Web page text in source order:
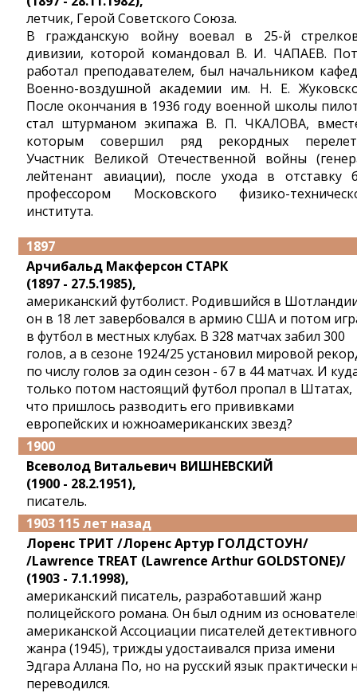
летчик, Герой Советского Союза.
В гражданскую войну воевал в 25-й
дивизии, которой командовал В. И. ЧАПАЕВ.
работал преподавателем, был начальником
Военно-воздушной академии им. Н. Е.
После окончания в 1936 году военной школы
стал штурманом экипажа В. П. ЧКАЛОВА,
которым совершил ряд рекордных
Участник Великой Отечественной войны
лейтенант авиации), после ухода в отставку
профессором Московского физико-
института.
1897
Арчибальд Макферсон СТАРК
(1897 - 27.5.1985),
американский футболист. Родившийся в
он в 18 лет завербовался в армию США и потом
в футбол в местных клубах. В 328 матчах забил 300
голов, а в сезоне 1924/25 установил мировой
по числу голов за один сезон - 67 в 44 матчах. И
только потом настоящий футбол пропал в Штатах,
что пришлось разводить его прививками
европейских и южноамериканских звезд?
1900
Всеволод Витальевич ВИШНЕВСКИЙ
(1900 - 28.2.1951),
писатель.
1903 115 лет назад
Лоренс ТРИТ /Лоренс Артур ГОЛДСТОУН/
/Lawrence TREAT (Lawrence Arthur GOLDSTONE)/
(1903 - 7.1.1998),
американский писатель, разработавший жанр
полицейского романа. Он был одним из
американской Ассоциации писателей детективного
жанра (1945), трижды удостаивался приза имени
Эдгара Аллана По, но на русский язык практически
переводился.